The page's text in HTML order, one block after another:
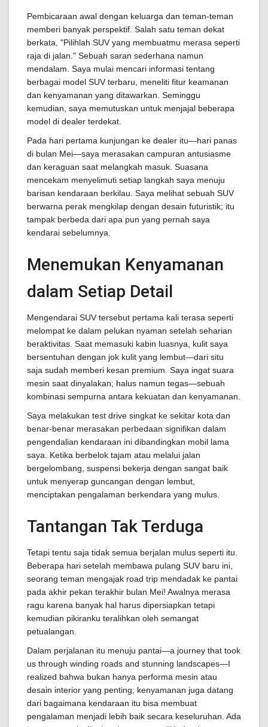
Pembicaraan awal dengan keluarga dan teman-teman
memberi banyak perspektif. Salah satu teman dekat
berkata, "Pilihlah SUV yang membuatmu merasa seperti
raja di jalan." Sebuah saran sederhana namun
mendalam. Saya mulai mencari informasi tentang
berbagai model SUV terbaru, meneliti fitur keamanan
dan kenyamanan yang ditawarkan. Seminggu
kemudian, saya memutuskan untuk menjajal beberapa
model di dealer terdekat.
Pada hari pertama kunjungan ke dealer itu—hari panas
di bulan Mei—saya merasakan campuran antusiasme
dan keraguan saat melangkah masuk. Suasana
mencekam menyelimuti setiap langkah saya menuju
barisan kendaraan berkilau. Saya melihat sebuah SUV
berwarna perak mengkilap dengan desain futuristik; itu
tampak berbeda dari apa pun yang pernah saya
kendarai sebelumnya.
Menemukan Kenyamanan
dalam Setiap Detail
Mengendarai SUV tersebut pertama kali terasa seperti
melompat ke dalam pelukan nyaman setelah seharian
beraktivitas. Saat memasuki kabin luasnya, kulit saya
bersentuhan dengan jok kulit yang lembut—dari situ
saja sudah memberi kesan premium. Saya ingat suara
mesin saat dinyalakan; halus namun tegas—sebuah
kombinasi sempurna antara kekuatan dan kenyamanan.
Saya melakukan test drive singkat ke sekitar kota dan
benar-benar merasakan perbedaan signifikan dalam
pengendalian kendaraan ini dibandingkan mobil lama
saya. Ketika berbelok tajam atau melalui jalan
bergelombang, suspensi bekerja dengan sangat baik
untuk menyerap guncangan dengan lembut,
menciptakan pengalaman berkendara yang mulus.
Tantangan Tak Terduga
Tetapi tentu saja tidak semua berjalan mulus seperti itu.
Beberapa hari setelah membawa pulang SUV baru ini,
seorang teman mengajak road trip mendadak ke pantai
pada akhir pekan terakhir bulan Mei! Awalnya merasa
ragu karena banyak hal harus dipersiapkan tetapi
kemudian pikiranku teralihkan oleh semangat
petualangan.
Dalam perjalanan itu menuju pantai—a journey that took
us through winding roads and stunning landscapes—I
realized bahwa bukan hanya performa mesin atau
desain interior yang penting; kenyamanan juga datang
dari bagaimana kendaraan itu bisa membuat
pengalaman menjadi lebih baik secara keseluruhan. Ada